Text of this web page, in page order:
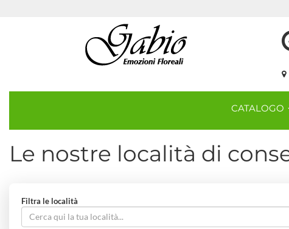
CATALOGO
Le nostre località di
Filtra le località